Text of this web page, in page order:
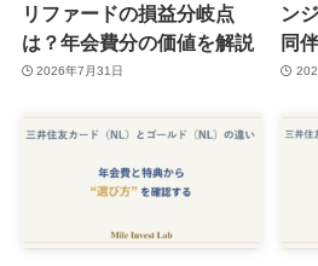
リファードの損益分岐点
は？年会費分の価値を解説
2026年7月31日
ン
同